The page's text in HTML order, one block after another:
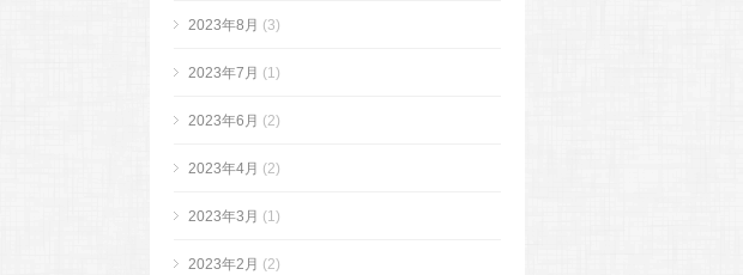
2023年8月 (3)
2023年7月 (1)
2023年6月 (2)
2023年4月 (2)
2023年3月 (1)
2023年2月 (2)